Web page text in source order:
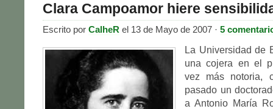
Clara Campoamor hiere
Escrito por CalheR el 13 de Mayo de 2007 · 5
La Universidad de
una cojera en el
vez más notoria,
pasado un
a Antonio María